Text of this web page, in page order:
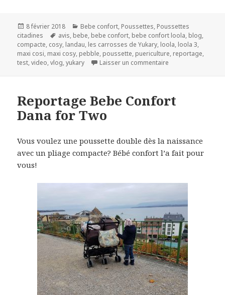
Publié
le
8 février 2018 Catégories
Bebe confort, Poussettes, Poussettes
citadines
Mots-
clés
avis, bebe, bebe confort, bebe confort loola, blog,
compacte, cosy, landau, les carrosses de Yukary, loola, loola 3,
maxi cosi, maxi cosy, pebble, poussette, puericulture, reportage,
test,video,vlog,yukary Laisser un commentaire
Reportage Bebe Confort
Dana for Two
Vous voulez une poussette double dès la naissance
avec un pliage compacte? Bébé confort l’a fait pour
vous!